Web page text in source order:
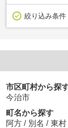
絞り込み条件
市区町村から探
今治市
町名から探す
阿方 / 別名 / 東村